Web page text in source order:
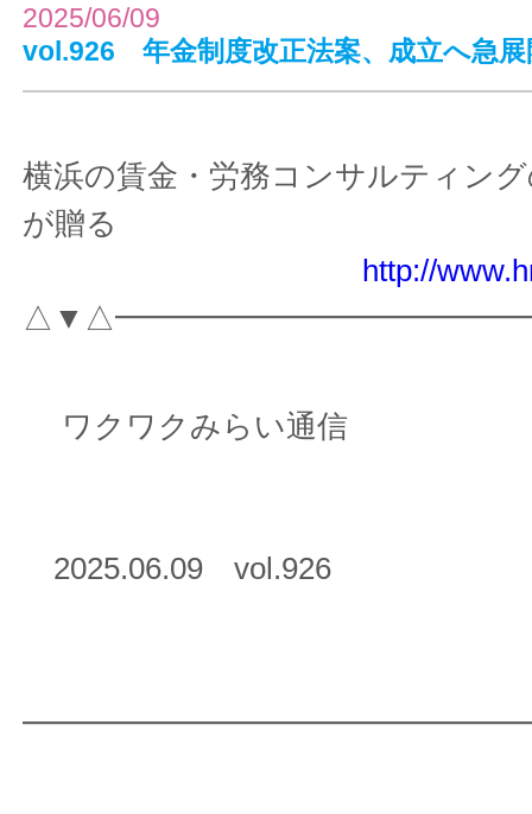
2025/06/09
vol.926 年金制度改正法案、成立へ急展
横浜の賃金・労務コンサルティン
が贈る
http://
ワクワクみらい通信
2025.06.09 vol.926